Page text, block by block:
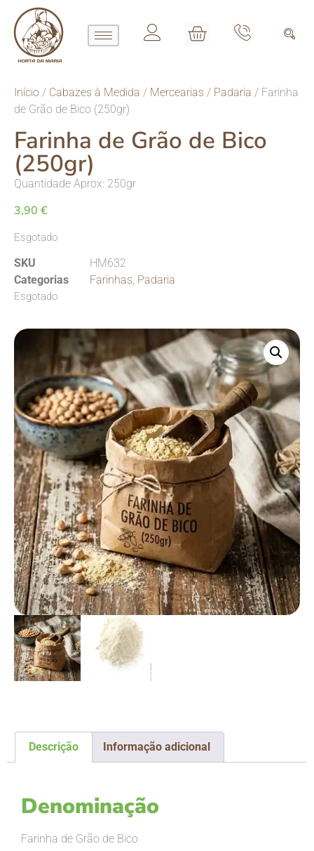
Início / Cabazes à Medida / Mercearias / Padaria / Farinha
de Grão de Bico (250gr)
Farinha de Grão de Bico
(250gr)
Quantidade Aprox: 250gr
3,90 €
Esgotado
SKU
HM632
Categorias
Farinhas, Padaria
Esgotado
Descrição Informação adicional
Denominação
Farinha de Grão de Bico